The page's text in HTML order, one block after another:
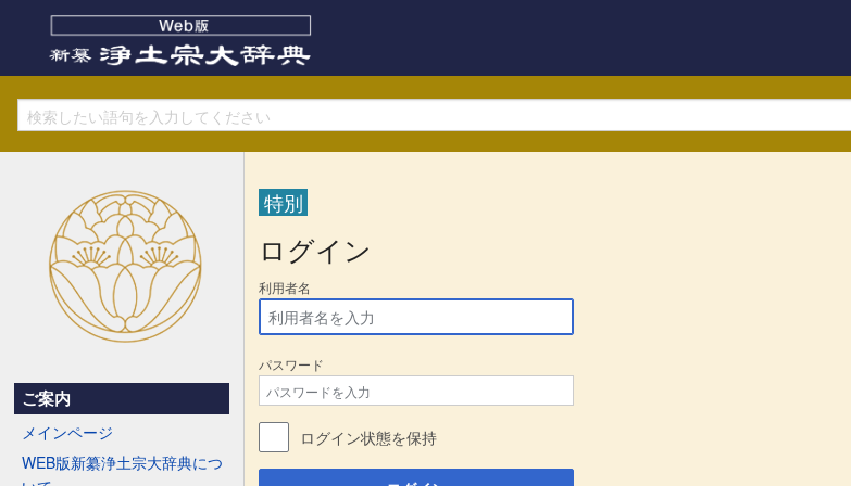
ご案内
メインページ
WEB版新纂浄土宗大辞典につ
特別
ログイン
利用者名
パスワード
ログイン状態を保持